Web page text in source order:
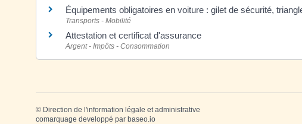
Équipements obligatoires en voiture : gilet de sécurité,
Transports - Mobilité
Attestation et certificat d'assurance
Argent - Impôts - Consommation
© Direction de l'information légale et administrative
comarquage developpé par baseo.io